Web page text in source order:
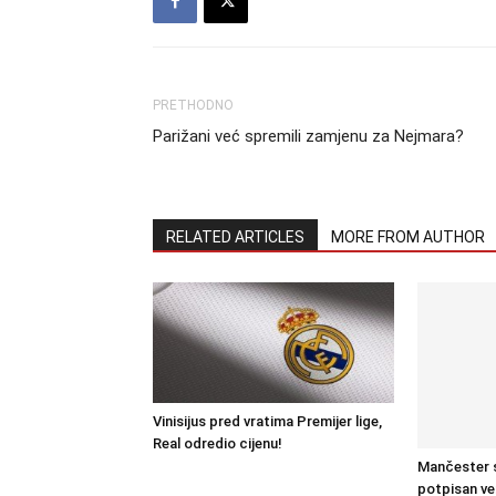
PRETHODNO
Parižani već spremili zamjenu za Nejmara?
RELATED ARTICLES MORE FROM AUTHOR
Vinisijus pred vratima Premijer lige,
Real odredio cijenu!
Mančester
potpisan